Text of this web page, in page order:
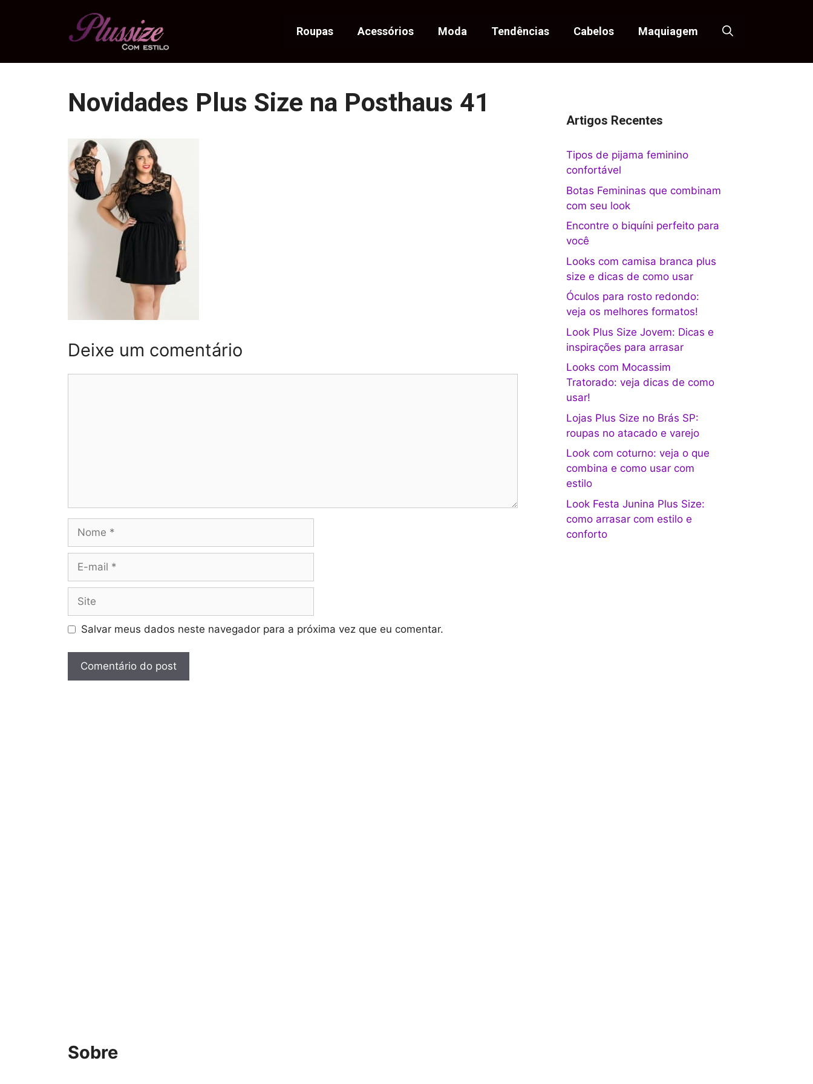
Roupas Acessórios Moda Tendências Cabelos Maquiagem
Novidades Plus Size na Posthaus 41
Deixe um comentário
mail
Salvar meus dados neste navegador para a próxima vez que eu comentar.
Artigos Recentes
Tipos de pijama feminino
confortável
Botas Femininas que combinam
com seu look
Encontre o biquíni perfeito para
você
Looks com camisa branca plus
size e dicas de como usar
Óculos para rosto redondo:
veja os melhores formatos!
Look Plus Size Jovem: Dicas e
inspirações para arrasar
Looks com Mocassim
Tratorado: veja dicas de como
usar!
Lojas Plus Size no Brás SP:
roupas no atacado e varejo
Look com coturno: veja o que
combina e como usar com
estilo
Look Festa Junina Plus Size:
como arrasar com estilo e
conforto
Sobre